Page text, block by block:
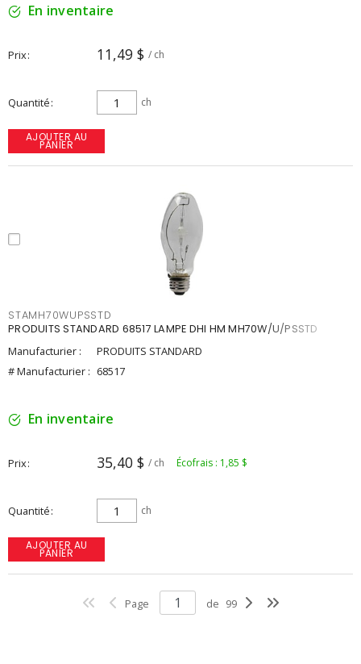
En inventaire
Prix 11,49 $ / ch
Quantité ch
AJOUTER AU
PANIER
STAMH70WUPSSTD
PRODUITS STANDARD 68517 LAMPE DHI HM MH70W/U/PSSTD
Manufacturier :
PRODUITS STANDARD
# Manufacturier : 68517
En inventaire
Prix 35,40 $ / ch Écofrais : 1,85 $
Quantité ch
AJOUTER AU
PANIER
Page de 99